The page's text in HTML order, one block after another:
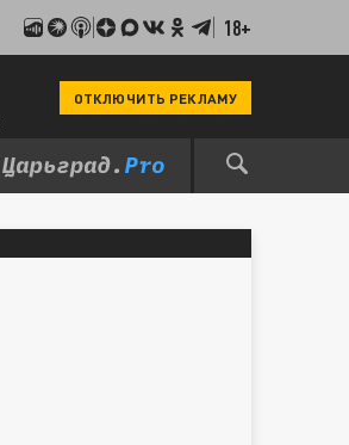
18+
ОТКЛЮЧИТЬ РЕКЛАМУ